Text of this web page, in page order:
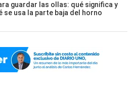
guardar las ollas: qué significa y
se usa la parte baja del horno